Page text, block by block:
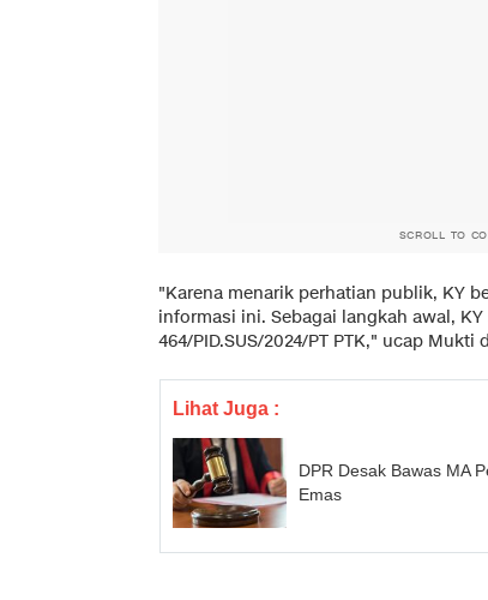
SCROLL TO
"Karena menarik perhatian publik, KY
informasi ini. Sebagai langkah awal,
464/PID.SUS/2024/PT PTK," ucap Mukti
Lihat Juga :
DPR Desak Bawas MA
Emas